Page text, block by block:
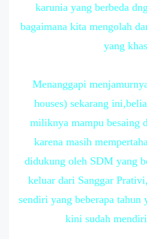
karunia yang berbeda
bagaimana kita mengolah
yang
Menanggapi
houses) sekarang
miliknya mampu besaing
karena masih
didukung oleh SDM yang
keluar dari Sanggar
sendiri yang beberapa tahun
kini sudah